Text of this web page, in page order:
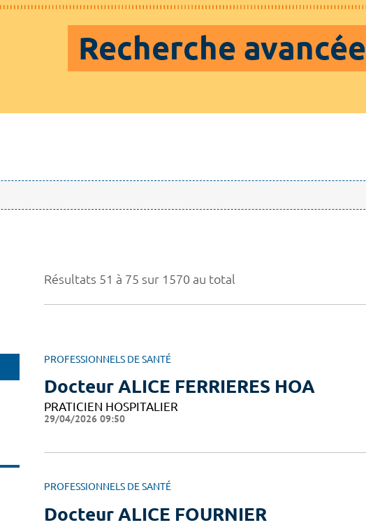
Recherche avancée
Résultats 51 à 75 sur 1570 au total
PROFESSIONNELS DE SANTÉ
Docteur ALICE FERRIERES HOA
PRATICIEN HOSPITALIER
29/04/2026 09:50
PROFESSIONNELS DE SANTÉ
Docteur ALICE FOURNIER